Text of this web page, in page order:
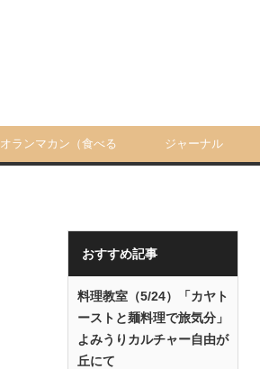
オランマカン（食べる ジャーナル
おすすめ記事
料理教室（5/24）「カヤト
ーストと麺料理で旅気分」
よみうりカルチャー自由が
丘にて